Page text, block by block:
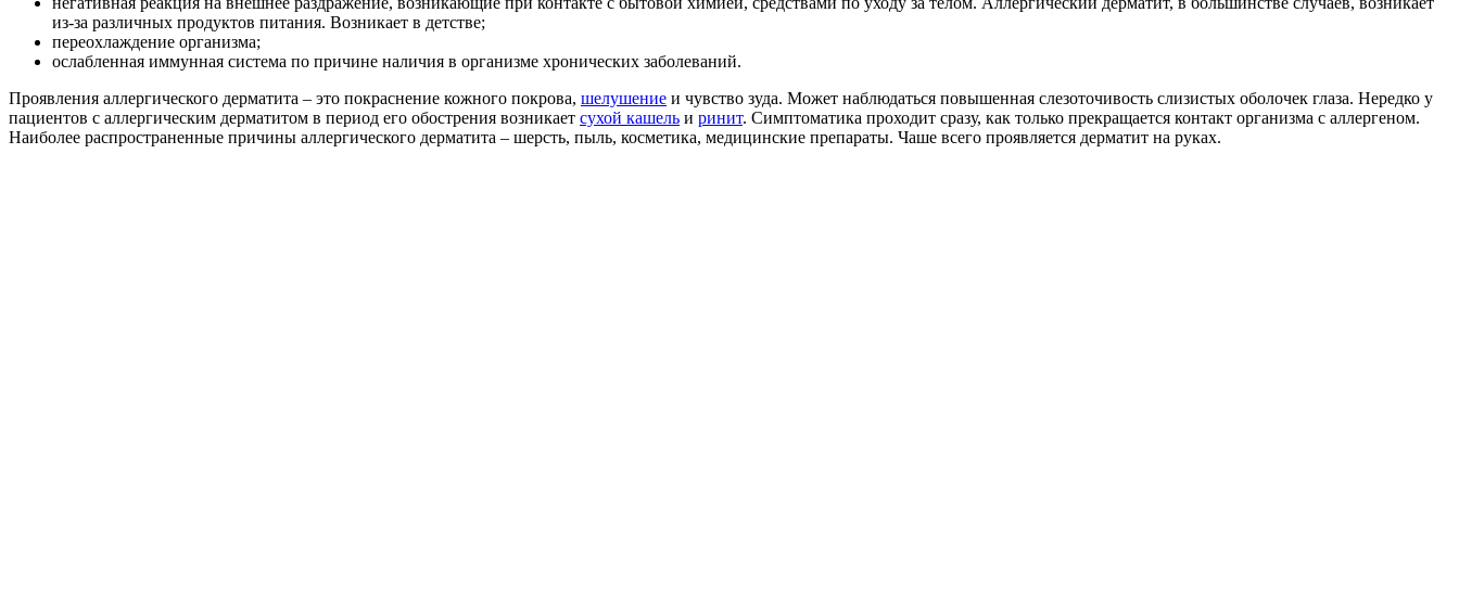
из-за различных продуктов питания. Возникает в детстве;
переохлаждение организма;
ослабленная иммунная система по причине наличия в организме хронических заболеваний.
Проявления аллергического дерматита – это покраснение кожного покрова, шелушение и чувство зуда. Может наблюдаться повышенная слезоточивость слизистых оболочек глаза. Нередко у
пациентов с аллергическим дерматитом в период его обострения возникает сухой кашель и ринит. Симптоматика проходит сразу, как только прекращается контакт организма с аллергеном.
Наиболее распространенные причины аллергического дерматита – шерсть, пыль, косметика, медицинские препараты. Чаше всего проявляется дерматит на руках.